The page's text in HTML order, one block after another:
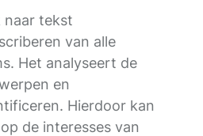
naar tekst
van alle
Het analyseert de
en
Hierdoor kan
de interesses van